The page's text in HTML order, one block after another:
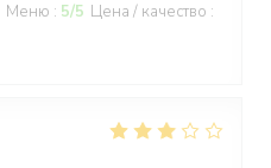
Меню : 5/5 Цена / качество :